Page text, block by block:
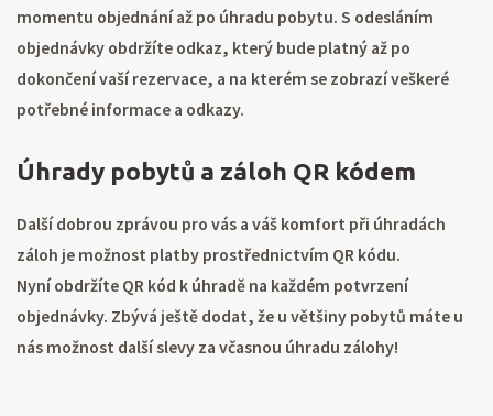
momentu objednání až po úhradu pobytu. S odesláním
objednávky obdržíte odkaz, který bude platný až po
dokončení vaší rezervace, a na kterém se zobrazí veškeré
potřebné informace a odkazy.
Úhrady pobytů a záloh QR kódem
Další dobrou zprávou pro vás a váš komfort při úhradách
záloh je možnost platby prostřednictvím QR kódu.
Nyní obdržíte QR kód k úhradě na každém potvrzení
objednávky. Zbývá ještě dodat, že u většiny pobytů máte u
nás možnost další slevy za včasnou úhradu zálohy!